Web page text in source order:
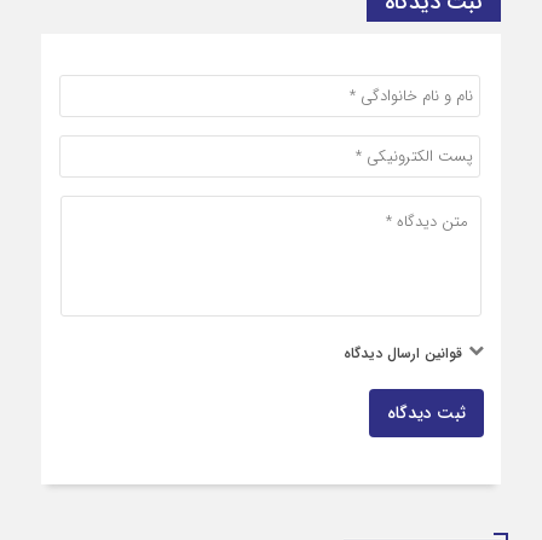
قوانین ارسال دیدگاه
ثبت دیدگاه